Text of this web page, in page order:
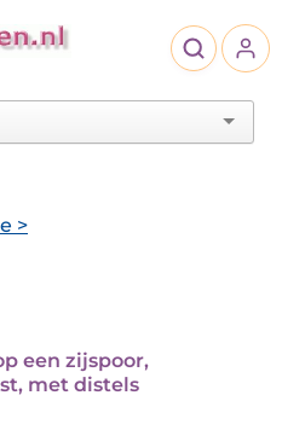
>
een zijspoor,
met distels